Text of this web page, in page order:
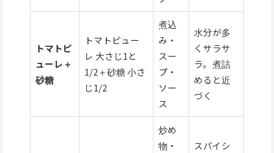
トマトピ
ューレ＋
砂糖
トマトピュー
レ 大さじ1と
1/2＋砂糖 小さ
じ1/2
煮込
み・
スー
プ・
ソー
ス
水分が多
くサラサ
ラ。煮詰
めると近
づく
炒め
物・
スパイシ